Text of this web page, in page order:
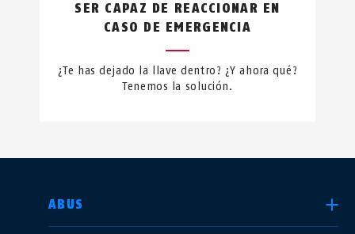
SER CAPAZ DE REACCIONAR EN
CASO DE EMERGENCIA
¿Te has dejado la llave dentro? ¿Y ahora qué?
Tenemos la solución.
ABUS
SELECCIONE UN PAÍS